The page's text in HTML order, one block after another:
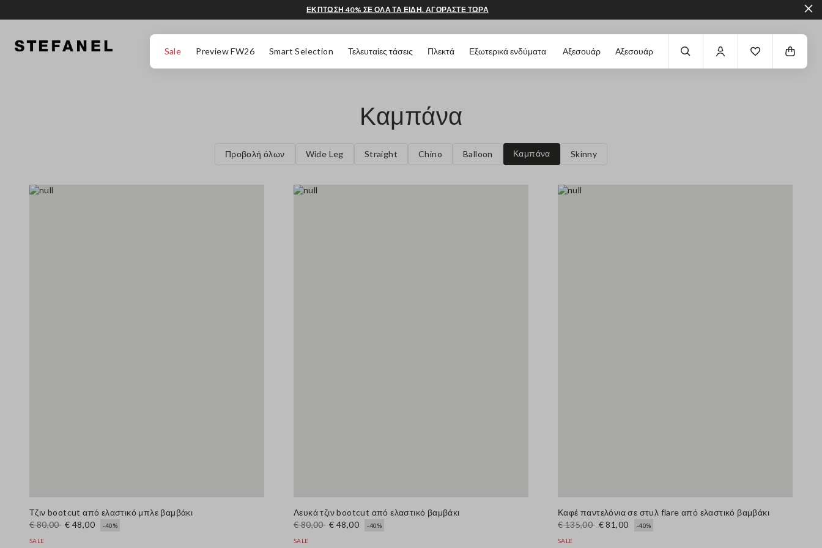
Sale Preview FW26 Smart Selection Τελευταίες τάσεις Πλεκτά Εξωτερικά ενδύματα Αξεσουάρ Αξεσουάρ
ΕΚΠΤΩΣΗ 40% ΣΕ ΟΛΑ ΤΑ ΕΙΔΗ. ΑΓΟΡΑΣΤΕ ΤΩΡΑ
Καμπάνα
Προβολή όλων Wide Leg Straight Chino Balloon Καμπάνα Skinny
Τζιν bootcut από ελαστικό μπλε βαμβάκι
€ 80,00 € 48,00 -40%
SALE
Λευκά τζιν bootcut από ελαστικό βαμβάκι
€ 80,00 € 48,00 -40%
SALE
Καφέ παντελόνια σε στυλ flare από ελαστικό βαμβάκι
€ 135,00 € 81,00 -40%
SALE